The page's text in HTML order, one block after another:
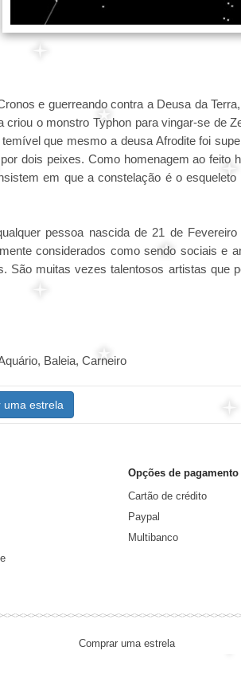
e guerreando contra a Deusa da
o monstro Typhon para vingar-se de
que mesmo a deusa Afrodite foi
dois peixes. Como homenagem ao feito
em que a constelação é o esqueleto
pessoa nascida de 21 de
considerados como sendo sociais e
São muitas vezes talentosos artistas que
Baleia, Carneiro
uma estrela
Opções de pagamento
Cartão de crédito
Paypal
Multibanco
Comprar uma estrela